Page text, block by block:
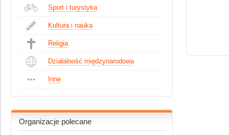
Sport i turystyka
Kultura i nauka
Religia
Działalność międzynarodowa
Inne
Organizacje polecane